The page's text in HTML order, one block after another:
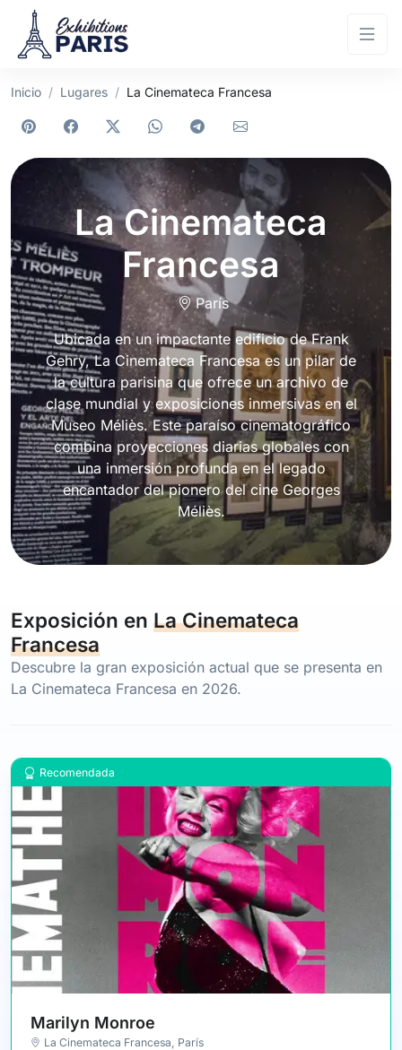
Inicio Lugares La Cinemateca Francesa
La Cinemateca
Francesa
París
Ubicada en un impactante edificio de Frank
Gehry, La Cinemateca Francesa es un pilar de
la cultura parisina que ofrece un archivo de
clase mundial y exposiciones inmersivas en el
Museo Méliès. Este paraíso cinematográfico
combina proyecciones diarias globales con
una inmersión profunda en el legado
encantador del pionero del cine Georges
Méliès.
Exposición en La Cinemateca
Francesa
Descubre la gran exposición actual que se presenta en
La Cinemateca Francesa en 2026.
Recomendada
Marilyn Monroe
La Cinemateca Francesa París